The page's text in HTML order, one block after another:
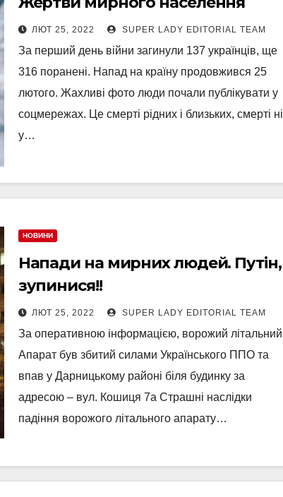
ЛЮТ 25, 2022 SUPER LADY EDITORIAL TEAM
За перший день війни загинули 137 українців, ще
316 поранені. Напад на країну продовжився 25
лютого. Жахливі фото люди почали публікувати у
соцмережах. Це смерті рідних і близьких, смерті ні
у…
НОВИНИ
Напади на мирних людей. Путін,
зупинися!!
ЛЮТ 25, 2022 SUPER LADY EDITORIAL TEAM
За оперативною інформацією, ворожий літальний
Апарат був збитий силами Українського ППО та
впав у Дарницькому районі біля будинку за
адресою – вул. Кошиця 7а Страшні наслідки
падіння ворожого літального апарату…